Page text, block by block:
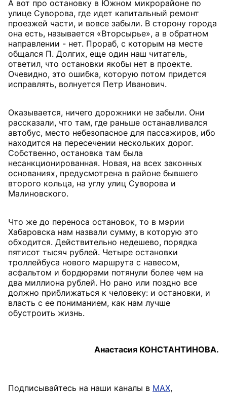
А вот про остановку в Южном микрорайоне по
улице Суворова, где идет капитальный ремонт
проезжей части, и вовсе забыли. В сторону города
она есть, называется «Вторсырье», а в обратном
направлении - нет. Прораб, с которым на месте
общался П. Долгих, еще один наш читатель,
ответил, что остановки якобы нет в проекте.
Очевидно, это ошибка, которую потом придется
исправлять, волнуется Петр Иванович.
Оказывается, ничего дорожники не забыли. Они
рассказали, что там, где раньше останавливался
автобус, место небезопасное для пассажиров, ибо
находится на пересечении нескольких дорог.
Собственно, остановка там была
несанкционированная. Новая, на всех законных
основаниях, предусмотрена в районе бывшего
второго кольца, на углу улиц Суворова и
Малиновского.
Что же до переноса остановок, то в мэрии
Хабаровска нам назвали сумму, в которую это
обходится. Действительно недешево, порядка
пятисот тысяч рублей. Четыре остановки
троллейбуса нового маршрута с навесом,
асфальтом и бордюрами потянули более чем на
два миллиона рублей. Но рано или поздно все
должно приближаться к человеку: и остановки, и
власть с ее пониманием, как нам лучше
обустроить жизнь.
Анастасия КОНСТАНТИНОВА.
Подписывайтесь на наши каналы в MAX,